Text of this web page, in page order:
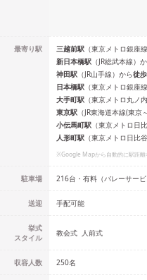
最寄り駅 三越前駅 （東京メトロ銀座線
新日本橋駅 （JR総武本線）
神田駅 （JR山手線） から徒歩
日本橋駅 （東京メトロ銀座線
大手町駅 （東京メトロ丸ノ
東京駅 （JR東海道本線(東京
小伝馬町駅 （東京メトロ日
人形町駅 （東京メトロ日比
※Google Mapから自動的に駅距離
駐車場 216台・有料（バレーサー
送迎 手配可能
挙式
スタイル
教会式 人前式
収容人数 250名